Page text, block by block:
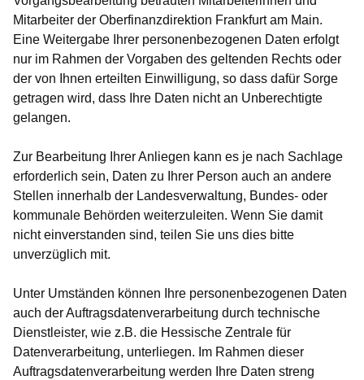
Mitarbeiter der Oberfinanzdirektion Frankfurt am Main.
Eine Weitergabe Ihrer personenbezogenen Daten erfolgt
nur im Rahmen der Vorgaben des geltenden Rechts oder
der von Ihnen erteilten Einwilligung, so dass dafür Sorge
getragen wird, dass Ihre Daten nicht an Unberechtigte
gelangen.
Zur Bearbeitung Ihrer Anliegen kann es je nach Sachlage
erforderlich sein, Daten zu Ihrer Person auch an andere
Stellen innerhalb der Landesverwaltung, Bundes- oder
kommunale Behörden weiterzuleiten. Wenn Sie damit
nicht einverstanden sind, teilen Sie uns dies bitte
unverzüglich mit.
Unter Umständen können Ihre personenbezogenen Daten
auch der Auftragsdatenverarbeitung durch technische
Dienstleister, wie z.B. die Hessische Zentrale für
Datenverarbeitung, unterliegen. Im Rahmen dieser
Auftragsdatenverarbeitung werden Ihre Daten streng